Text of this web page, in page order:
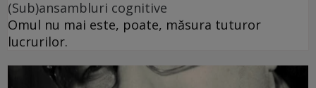
(Sub)ansambluri cognitive
Omul nu mai este, poate, măsura tuturor
lucrurilor.